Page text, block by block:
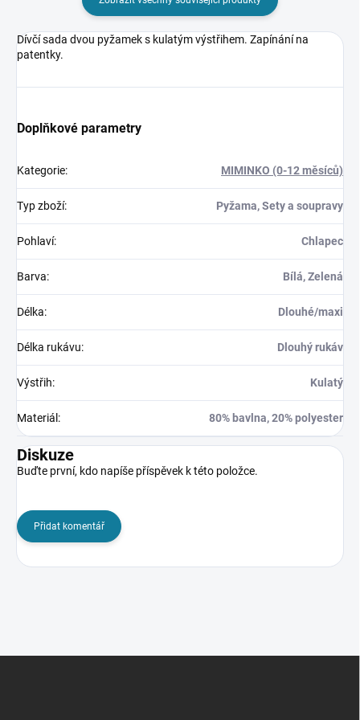
Dívčí sada dvou pyžamek s kulatým výstřihem. Zapínání na
patentky.
Doplňkové parametry
Kategorie: MIMINKO (0-12 měsíců)
Typ zboží: Pyžama, Sety a soupravy
Pohlaví: Chlapec
Barva: Bílá, Zelená
Délka: Dlouhé/maxi
Délka rukávu: Dlouhý rukáv
Výstřih: Kulatý
Materiál: 80% bavlna, 20% polyester
Diskuze
Buďte první, kdo napíše příspěvek k této položce.
Přidat komentář